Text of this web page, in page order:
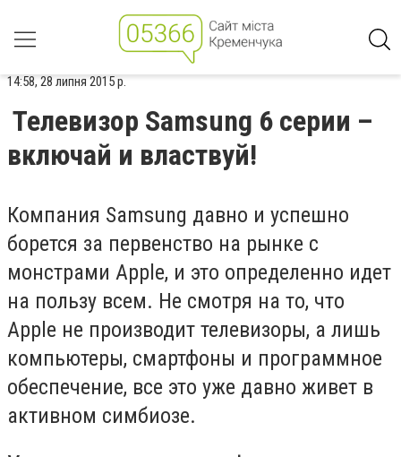
14:58, 28 липня 2015 р.
Телевизор Samsung 6 серии –
включай и властвуй!
Компания Samsung давно и успешно
борется за первенство на рынке с
монстрами Apple, и это определенно идет
на пользу всем. Не смотря на то, что
Apple не производит телевизоры, а лишь
компьютеры, смартфоны и программное
обеспечение, все это уже давно живет в
активном симбиозе.